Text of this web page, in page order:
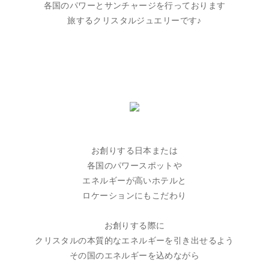
各国のパワーとサンチャージを行っております
旅するクリスタルジュエリーです♪
お創りする日本または
各国のパワースポットや
エネルギーが高いホテルと
ロケーションにもこだわり
お創りする際に
クリスタルの本質的なエネルギーを引き出せるよう
その国のエネルギーを込めながら